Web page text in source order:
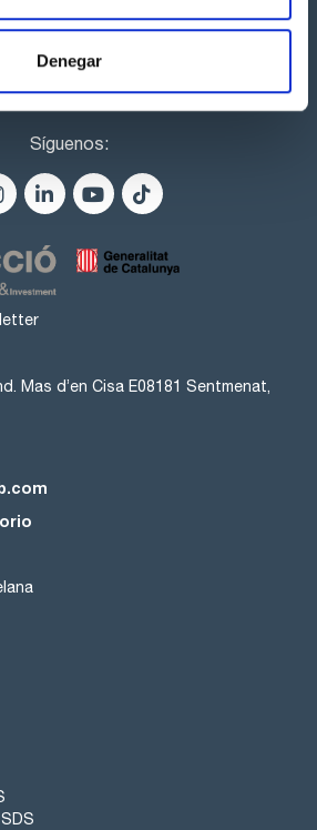
Denegar
Síguenos:
Mas d’en Cisa E08181 Sentmenat,